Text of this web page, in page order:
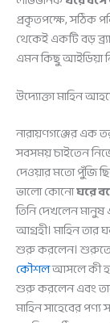
প্রকৃতপক্ষে, সঠিক
থেকেই একটি বড়
এমন কিছু আইডিয়া
উদ্যোক্তা মাহিন
নারায়ণগঞ্জের এক
সবসময় চাইতেন
দেওয়ার মতো পুঁজি
ভালো কোনোঘরে
তিনি দেখলেন মানুষ
আগ্রহী। মাহিন তার
শুরু করলেন। শুরুতে
কৌশলআসলে কী
শুরু করলেন এবং
মাহিন সাহেবের